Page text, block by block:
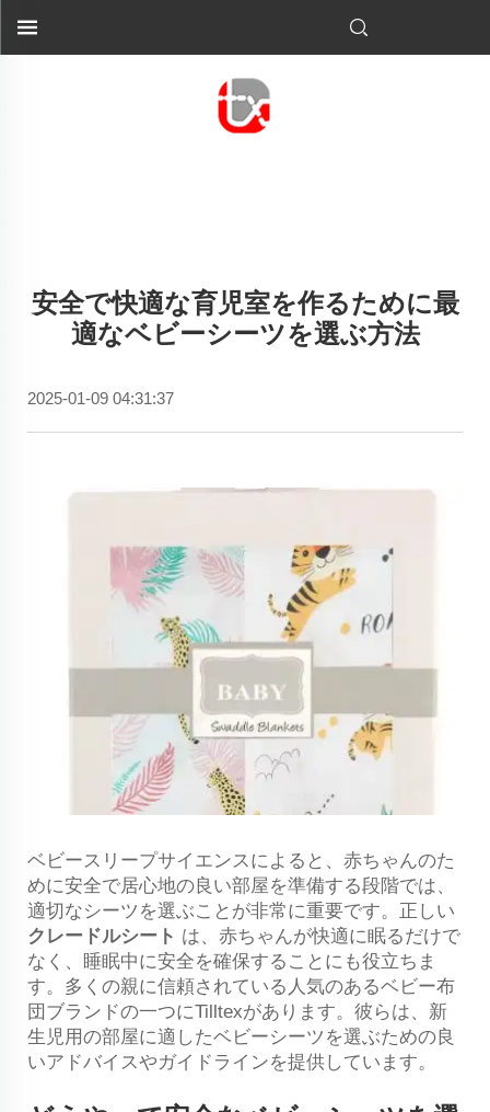
安全で快適な育児室を作るために最
適なベビーシーツを選ぶ方法
2025-01-09 04:31:37
ベビースリープサイエンスによると、赤ちゃんのた
めに安全で居心地の良い部屋を準備する段階では、
適切なシーツを選ぶことが非常に重要です。正しい
クレードルシート は、赤ちゃんが快適に眠るだけで
なく、睡眠中に安全を確保することにも役立ちま
す。多くの親に信頼されている人気のあるベビー布
団ブランドの一つにTilltexがあります。彼らは、新
生児用の部屋に適したベビーシーツを選ぶための良
いアドバイスやガイドラインを提供しています。